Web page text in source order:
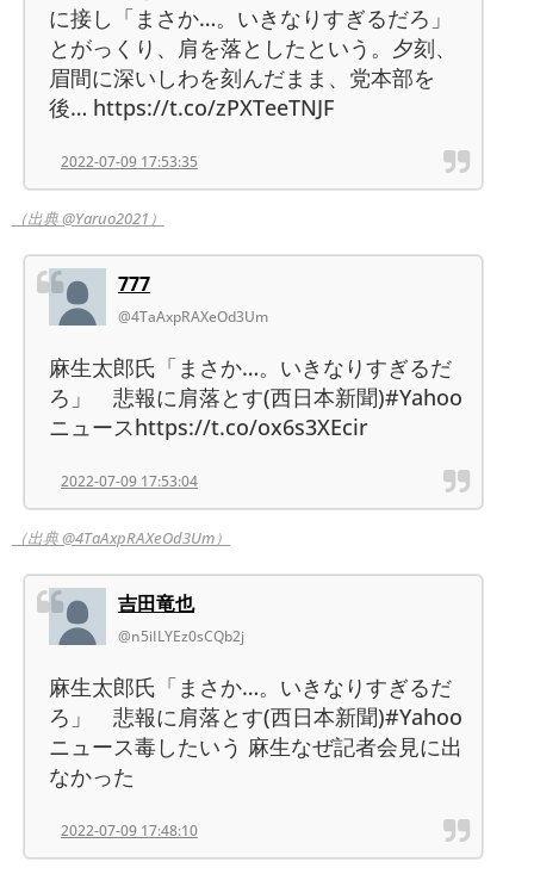
に接し「まさか…。いきなりすぎるだろ」
とがっくり、肩を落としたという。夕刻、
眉間に深いしわを刻んだまま、党本部を
後… https://t.co/zPXTeeTNJF
2022-07-09 17:53:35
（出典 @Yaruo2021）
777
@4TaAxpRAXeOd3Um
麻生太郎氏「まさか…。いきなりすぎるだ
ろ」 悲報に肩落とす(西日本新聞)#Yahoo
ニュースhttps://t.co/ox6s3XEcir
2022-07-09 17:53:04
（出典 @4TaAxpRAXeOd3Um）
吉田竜也
@n5iILYEz0sCQb2j
麻生太郎氏「まさか…。いきなりすぎるだ
ろ」 悲報に肩落とす(西日本新聞)#Yahoo
ニュース毒したいう 麻生なぜ記者会見に出
なかった
2022-07-09 17:48:10